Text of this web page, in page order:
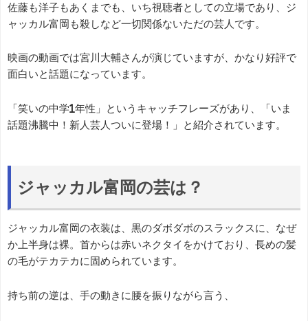
佐藤も洋子もあくまでも、いち視聴者としての立場であり、ジ
ャッカル富岡も殺しなど一切関係ないただの芸人です。
映画の動画では宮川大輔さんが演じていますが、かなり好評で
面白いと話題になっています。
「笑いの中学1年性」というキャッチフレーズがあり、「いま
話題沸騰中！新人芸人ついに登場！」と紹介されています。
ジャッカル富岡の芸は？
ジャッカル富岡の衣装は、黒のダボダボのスラックスに、なぜ
か上半身は裸。首からは赤いネクタイをかけており、長めの髪
の毛がテカテカに固められています。
持ち前の逆は、手の動きに腰を振りながら言う、